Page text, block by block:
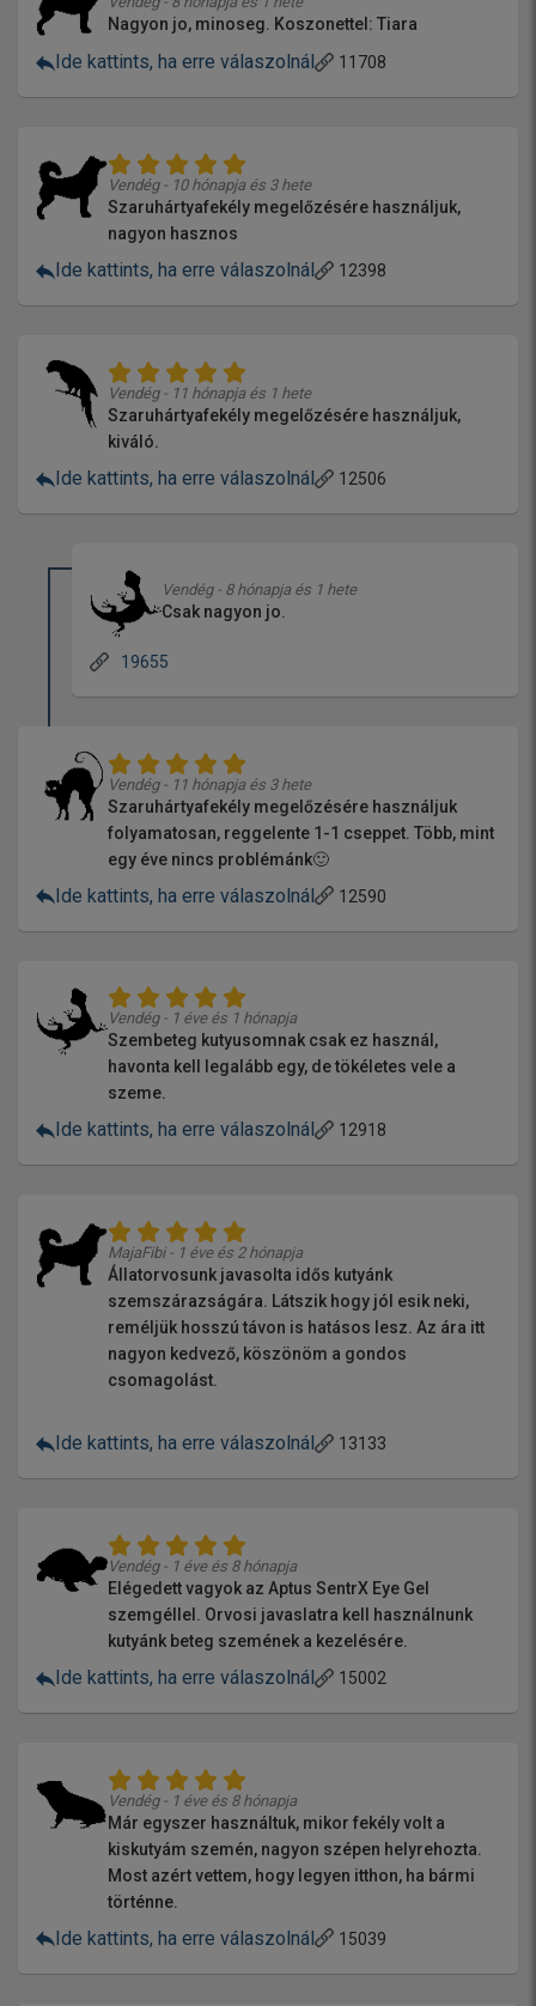
Nagyon jo, minoseg. Koszonettel: Tiara
Ide kattints, ha erre válaszolnál 11708
Vendég - 10 hónapja és 3 hete
Szaruhártyafekély megelőzésére használjuk,
nagyon hasznos
Ide kattints, ha erre válaszolnál 12398
Vendég - 11 hónapja és 1 hete
Szaruhártyafekély megelőzésére használjuk,
kiváló.
Ide kattints, ha erre válaszolnál 12506
Vendég - 8 hónapja és 1 hete
Csak nagyon jo.
19655
Vendég - 11 hónapja és 3 hete
Szaruhártyafekély megelőzésére használjuk
folyamatosan, reggelente 1-1 cseppet. Több, mint
egy éve nincs problémánk🙂
Ide kattints, ha erre válaszolnál 12590
Vendég - 1 éve és 1 hónapja
Szembeteg kutyusomnak csak ez használ,
havonta kell legalább egy, de tökéletes vele a
szeme.
Ide kattints, ha erre válaszolnál 12918
MajaFibi - 1 éve és 2 hónapja
Állatorvosunk javasolta idős kutyánk
szemszárazságára. Látszik hogy jól esik neki,
reméljük hosszú távon is hatásos lesz. Az ára itt
nagyon kedvező, köszönöm a gondos
csomagolást.
Ide kattints, ha erre válaszolnál 13133
Vendég - 1 éve és 8 hónapja
Elégedett vagyok az Aptus SentrX Eye Gel
szemgéllel. Orvosi javaslatra kell használnunk
kutyánk beteg szemének a kezelésére.
Ide kattints, ha erre válaszolnál 15002
Vendég - 1 éve és 8 hónapja
Már egyszer használtuk, mikor fekély volt a
kiskutyám szemén, nagyon szépen helyrehozta.
Most azért vettem, hogy legyen itthon, ha bármi
történne.
Ide kattints, ha erre válaszolnál 15039